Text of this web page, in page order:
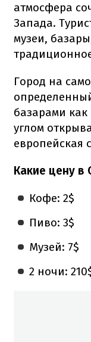
атмосфера
Запада.
музеи,
Город на
базарами
углом
европейская
Какие цену в
Кофе: 2$
Пиво: 3$
Музей: 7$
2 ночи: